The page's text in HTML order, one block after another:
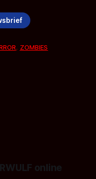
, ZOMBIES
online